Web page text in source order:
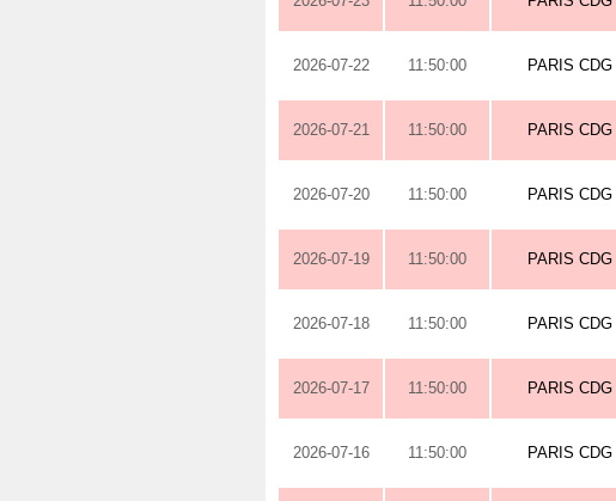
2026-07-22 11:50:00 PARIS CDG
2026-07-21 11:50:00 PARIS CDG
2026-07-20 11:50:00 PARIS CDG
2026-07-19 11:50:00 PARIS CDG
2026-07-18 11:50:00 PARIS CDG
2026-07-17 11:50:00 PARIS CDG
2026-07-16 11:50:00 PARIS CDG